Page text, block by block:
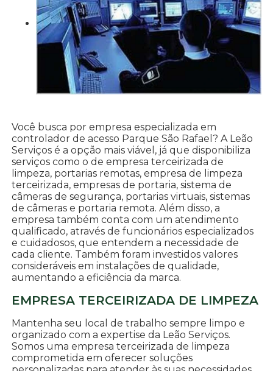
Você busca por empresa especializada em
controlador de acesso Parque São Rafael? A Leão
Serviços é a opção mais viável, já que disponibiliza
serviços como o de empresa terceirizada de
limpeza, portarias remotas, empresa de limpeza
terceirizada, empresas de portaria, sistema de
câmeras de segurança, portarias virtuais, sistemas
de câmeras e portaria remota. Além disso, a
empresa também conta com um atendimento
qualificado, através de funcionários especializados
e cuidadosos, que entendem a necessidade de
cada cliente. Também foram investidos valores
consideráveis em instalações de qualidade,
aumentando a eficiência da marca.
EMPRESA TERCEIRIZADA DE LIMPEZA
Mantenha seu local de trabalho sempre limpo e
organizado com a expertise da Leão Serviços.
Somos uma empresa terceirizada de limpeza
comprometida em oferecer soluções